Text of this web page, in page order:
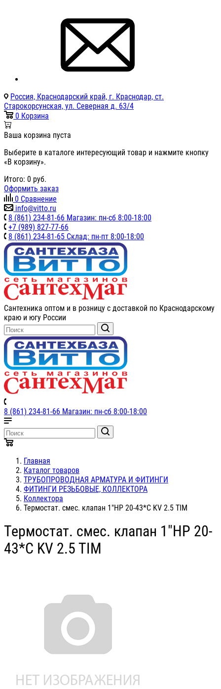
Россия, Краснодарский край, г. Краснодар, ст.
Старокорсунская, ул. Северная д. 63/4
0 Корзина
Ваша корзина пуста
Выберите в каталоге интересующий товар и нажмите кнопку
«В корзину».
Итого: 0 руб.
Оформить заказ
0 Сравнение
info@vitto.ru
8 (861) 234-81-66 Магазин: пн-сб 8:00-18:00
+7 (989) 827-77-66
8 (861) 234-81-65 Склад: пн-пт 8:00-18:00
Сантехника оптом и в розницу с доставкой по Краснодарскому
краю и югу России
8 (861) 234-81-66 Магазин: пн-сб 8:00-18:00
Главная
Каталог товаров
ТРУБОПРОВОДНАЯ АРМАТУРА И ФИТИНГИ
ФИТИНГИ РЕЗЬБОВЫЕ, КОЛЛЕКТОРА
Коллектора
Термостат. смес. клапан 1"НР 20-43*С KV 2.5 TIM
Термостат. смес. клапан 1"НР 20-
43*С KV 2.5 TIM